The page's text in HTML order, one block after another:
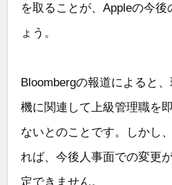
を取ることが、Appleの今
ょう。
Bloombergの報道によると
機に関連して上級管理職を
ないとのことです。しかし
れば、今後人事面での変更
定できません。